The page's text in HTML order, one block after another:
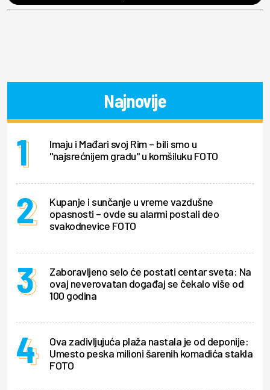
Najnovije
Imaju i Mađari svoj Rim – bili smo u
"najsrećnijem gradu" u komšiluku FOTO
Kupanje i sunčanje u vreme vazdušne
opasnosti – ovde su alarmi postali deo
svakodnevice FOTO
Zaboravljeno selo će postati centar sveta: Na
ovaj neverovatan događaj se čekalo više od
100 godina
Ova zadivljujuća plaža nastala je od deponije:
Umesto peska milioni šarenih komadića stakla
FOTO